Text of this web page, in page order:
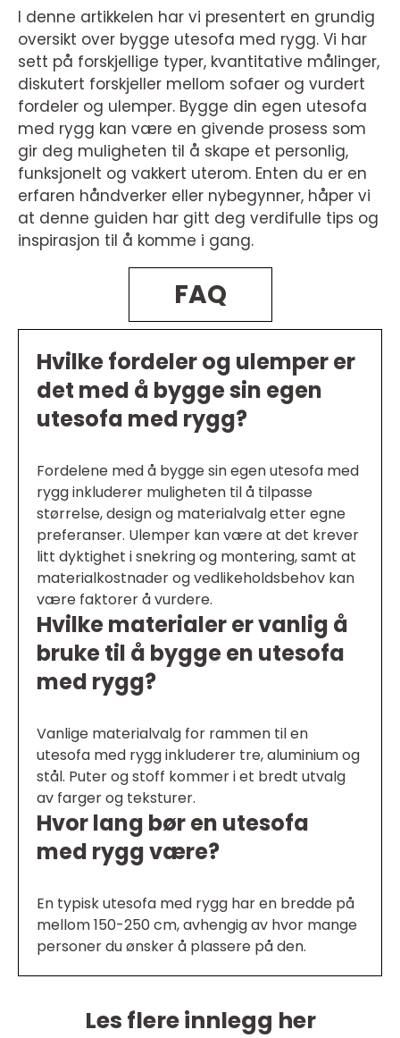
I denne artikkelen har vi presentert en grundig
oversikt over bygge utesofa med rygg. Vi har
sett på forskjellige typer, kvantitative målinger,
diskutert forskjeller mellom sofaer og vurdert
fordeler og ulemper. Bygge din egen utesofa
med rygg kan være en givende prosess som
gir deg muligheten til å skape et personlig,
funksjonelt og vakkert uterom. Enten du er en
erfaren håndverker eller nybegynner, håper vi
at denne guiden har gitt deg verdifulle tips og
inspirasjon til å komme i gang.
FAQ
Hvilke fordeler og ulemper er
det med å bygge sin egen
utesofa med rygg?
Fordelene med å bygge sin egen utesofa med
rygg inkluderer muligheten til å tilpasse
størrelse, design og materialvalg etter egne
preferanser. Ulemper kan være at det krever
litt dyktighet i snekring og montering, samt at
materialkostnader og vedlikeholdsbehov kan
være faktorer å vurdere.
Hvilke materialer er vanlig å
bruke til å bygge en utesofa
med rygg?
Vanlige materialvalg for rammen til en
utesofa med rygg inkluderer tre, aluminium og
stål. Puter og stoff kommer i et bredt utvalg
av farger og teksturer.
Hvor lang bør en utesofa
med rygg være?
En typisk utesofa med rygg har en bredde på
mellom 150-250 cm, avhengig av hvor mange
personer du ønsker å plassere på den.
Les flere innlegg her